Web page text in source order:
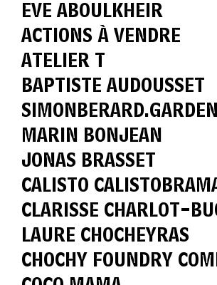
2017
EVE ABOULKHEIR
ACTIONS À VENDRE
ATELIER T
BAPTISTE AUDOUSSET
SIMONBERARD.GARDEN
MARIN BONJEAN
JONAS BRASSET
CALISTO
CLARISSE CHARLOT-
LAURE CHOCHEYRAS
CHOCHY FOUNDRY